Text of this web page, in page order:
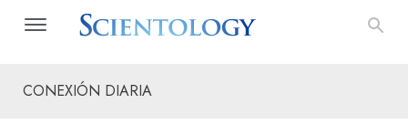
CONEXIÓN DIARIA